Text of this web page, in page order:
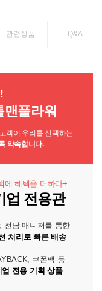
관련상품 Q&A
플라워
객이 우리를 선택하는
약속합니다.
에 혜택을 더하다+
업 전용관
전담 매니저를 통한
처리로 빠른 배송
쿠폰팩 등
업 전용 기획 상품